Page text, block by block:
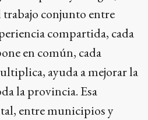
conjunto entre
compartida, cada
en común, cada
ayuda a mejorar la
la provincia. Esa
entre municipios y